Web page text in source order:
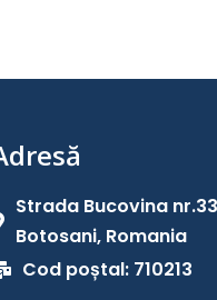
Strada Bucovina nr.33
Botosani, Romania
Cod poștal: 710213